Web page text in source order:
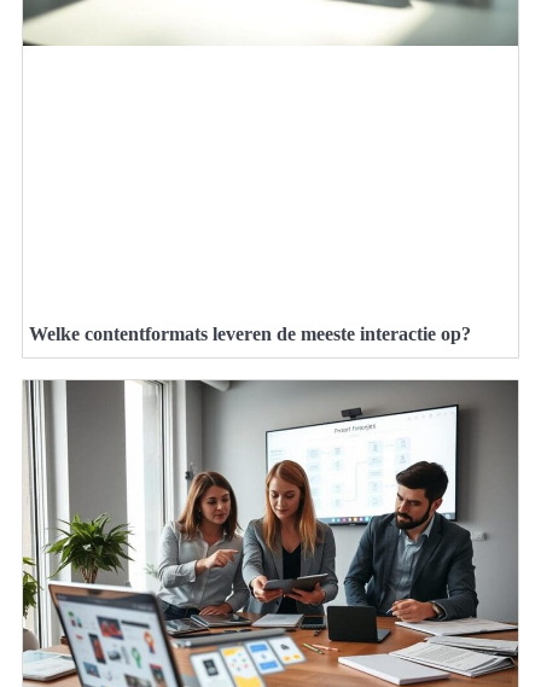
Welke contentformats leveren de meeste interactie op?